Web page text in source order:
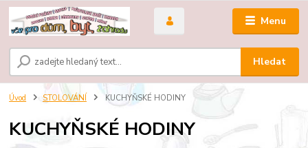
Menu
Hledat
Úvod STOLOVÁNÍ KUCHYŇSKÉ HODINY
KUCHYŇSKÉ HODINY